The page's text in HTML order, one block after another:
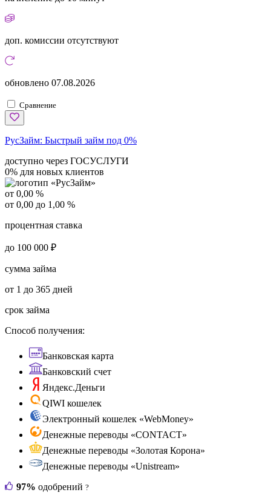
доп. комиссии отсутствуют
обновлено 07.08.2026
Сравнение
РусЗайм: Быстрый займ под 0%
доступно через ГОСУСЛУГИ
0% для новых клиентов
от 0,00 %
от 0,00 до 1,00 %
процентная ставка
до 100 000 ₽
сумма займа
от 1 до 365 дней
срок займа
Способ получения:
Банковская карта
Банковский счет
Яндекс.Деньги
QIWI кошелек
Электронный кошелек «WebMoney»
Денежные переводы «CONTACT»
Денежные переводы «Золотая Корона»
Денежные переводы «Unistream»
97% одобрений ?